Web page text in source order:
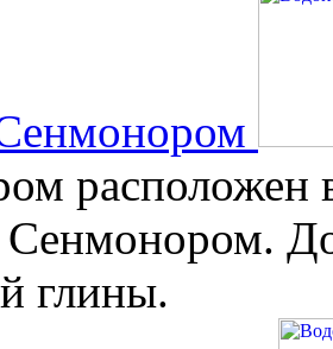
расположен
Сенмонором.
глины.